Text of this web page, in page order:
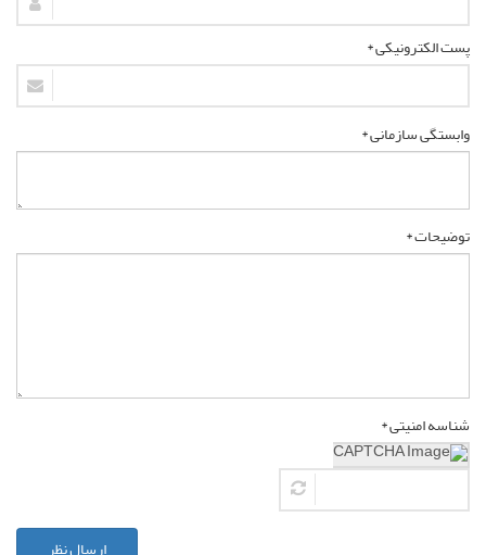
پست الکترونیکی *
وابستگی سازمانی *
توضیحات *
شناسه امنیتی *
ارسال نظر